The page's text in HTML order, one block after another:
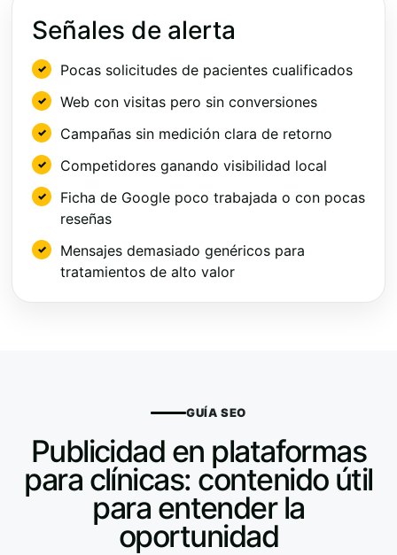
Señales de alerta
Pocas solicitudes de pacientes cualificados
Web con visitas pero sin conversiones
Campañas sin medición clara de retorno
Competidores ganando visibilidad local
Ficha de Google poco trabajada o con pocas
reseñas
Mensajes demasiado genéricos para
tratamientos de alto valor
GUÍA SEO
Publicidad en plataformas
para clínicas: contenido útil
para entender la
oportunidad